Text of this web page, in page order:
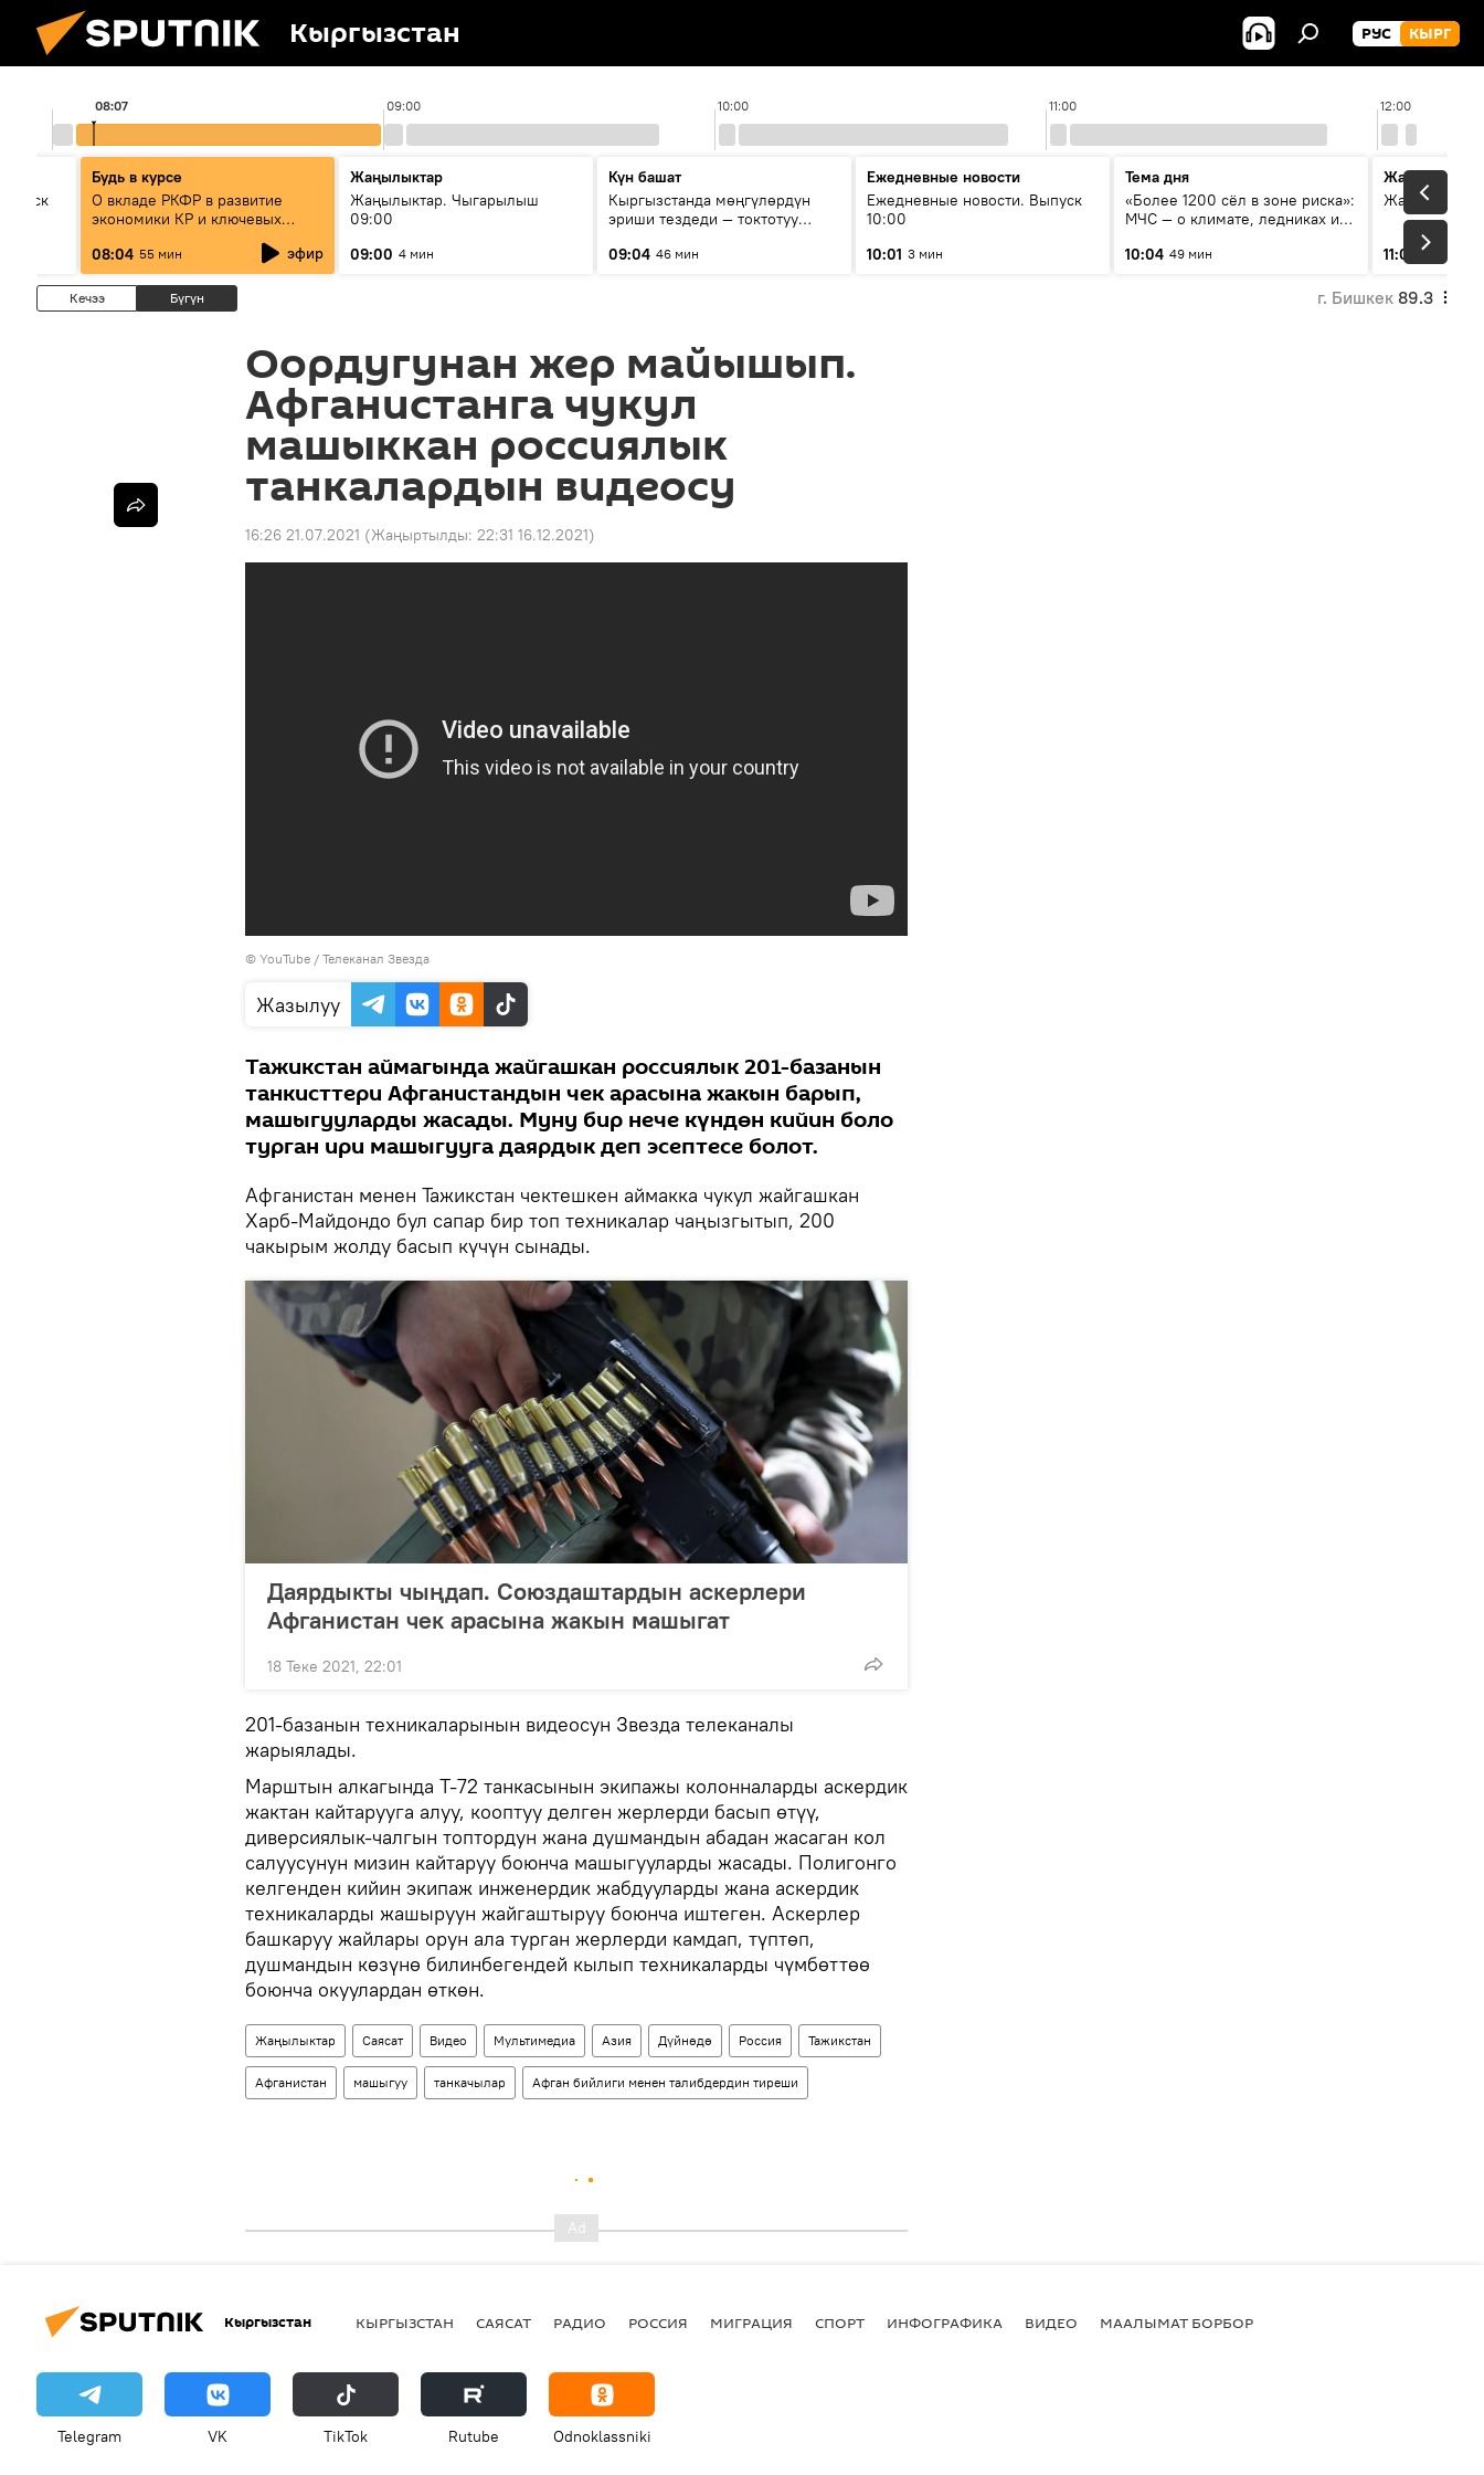
Кыргызстан РУС КЫРГ
09:00 10:00 11:00 12:00
08:07
Будь в курсе
О вкладе РКФР в развитие
экономики КР и ключевых
08:04 55 мин эфир
Жаңылыктар
Жаңылыктар. Чыгарылыш
09:00
09:00 4 мин
Күн башат
Кыргызстанда мөңгүлөрдүн
эриши тездеди — токтотуу
09:04 46 мин
Ежедневные новости
Ежедневные новости. Выпуск
10:00
10:01 3 мин
Тема дня
«Более 1200 сёл в зоне риска»:
МЧС — о климате, ледниках и
населения
10:04 49 мин
Жаңылыктар
11:01 3 мин
Кечээ Бүгүн г. Бишкек 89.3
Оордугунан жер майышып.
Афганистанга чукул
машыккан россиялык
танкалардын видеосу
16:26 21.07.2021 (Жаңыртылды: 22:31 16.12.2021)
© YouTube / Телеканал Звезда
Жазылуу
Тажикстан аймагында жайгашкан россиялык 201-базанын
танкисттери Афганистандын чек арасына жакын барып,
машыгууларды жасады. Муну бир нече күндөн кийин боло
турган ири машыгууга даярдык деп эсептесе болот.
Афганистан менен Тажикстан чектешкен аймакка чукул жайгашкан
Харб-Майдондо бул сапар бир топ техникалар чаңызгытып, 200
чакырым жолду басып күчүн сынады.
Даярдыкты чыңдап. Союздаштардын аскерлери
Афганистан чек арасына жакын машыгат
18 Теке 2021, 22:01
201-базанын техникаларынын видеосун Звезда телеканалы
жарыялады.
Марштын алкагында Т-72 танкасынын экипажы колонналарды аскердик
жактан кайтарууга алуу, кооптуу делген жерлерди басып өтүү,
диверсиялык-чалгын топтордун жана душмандын абадан жасаган кол
салуусунун мизин кайтаруу боюнча машыгууларды жасады. Полигонго
келгенден кийин экипаж инженердик жабдууларды жана аскердик
техникаларды жашыруун жайгаштыруу боюнча иштеген. Аскерлер
башкаруу жайлары орун ала турган жерлерди камдап, түптөп,
душмандын көзүнө билинбегендей кылып техникаларды чүмбөттөө
боюнча окуулардан өткөн.
Жаңылыктар Саясат Видео Мультимедиа Азия Дүйнөдө Россия Тажикстан
Афганистан машыгуу танкачылар Афган бийлиги менен талибдердин тиреши
Кыргызстан КЫРГЫЗСТАН САЯСАТ РАДИО РОССИЯ МИГРАЦИЯ СПОРТ ИНФОГРАФИКА ВИДЕО МААЛЫМАТ БОРБОР
Telegram VK ТikТоk Rutube Odnoklassniki